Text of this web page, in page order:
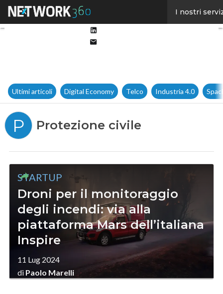
I nostri
Ultimi articoli Digital Economy Telco Industria 4.0
P Protezione civile
STARTUP
Droni per il monitoraggio
degli incendi: via alla
piattaforma Mars dell’italiana
Inspire
11 Lug 2024
di Paolo Marelli